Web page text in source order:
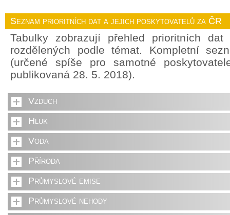
Seznam prioritních dat a jejich poskytovatelů za ČR
Tabulky zobrazují přehled prioritních
rozdělených podle témat. Kompletní
(určené spíše pro samotné
publikovaná 28. 5. 2018).
Vzduch
Hluk
Voda
Příroda
Průmyslové emise
Průmyslové nehody